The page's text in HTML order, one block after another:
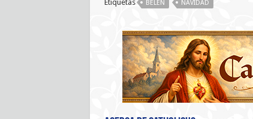
Etiquetas BELÉN NAVIDAD